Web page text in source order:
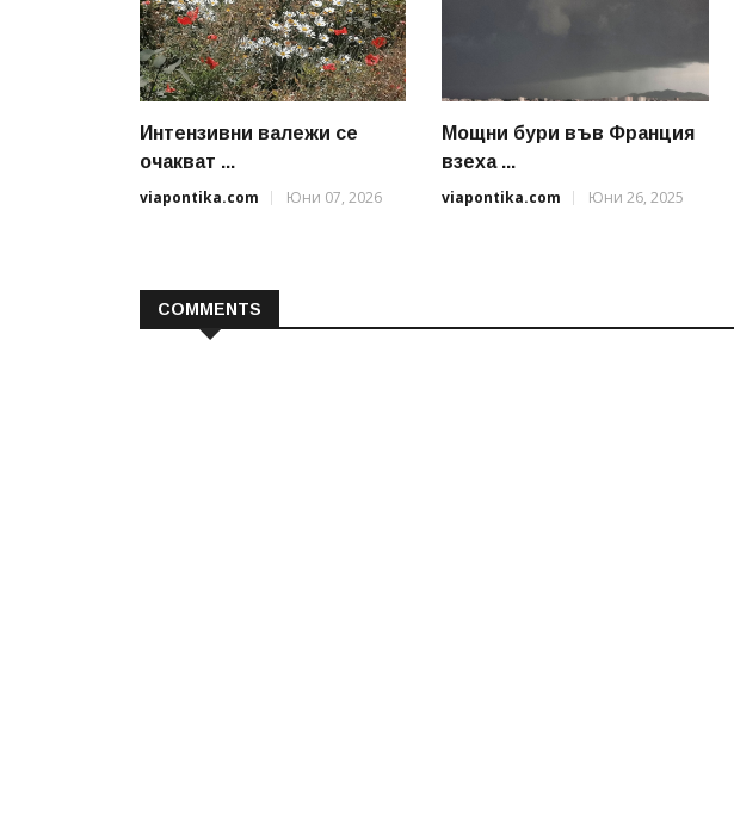
Интензивни валежи се
очакват ...
viapontika.com
Юни 07, 2026
Мощни бури във Франция
взеха ...
viapontika.com
Юни 26, 2025
COMMENTS